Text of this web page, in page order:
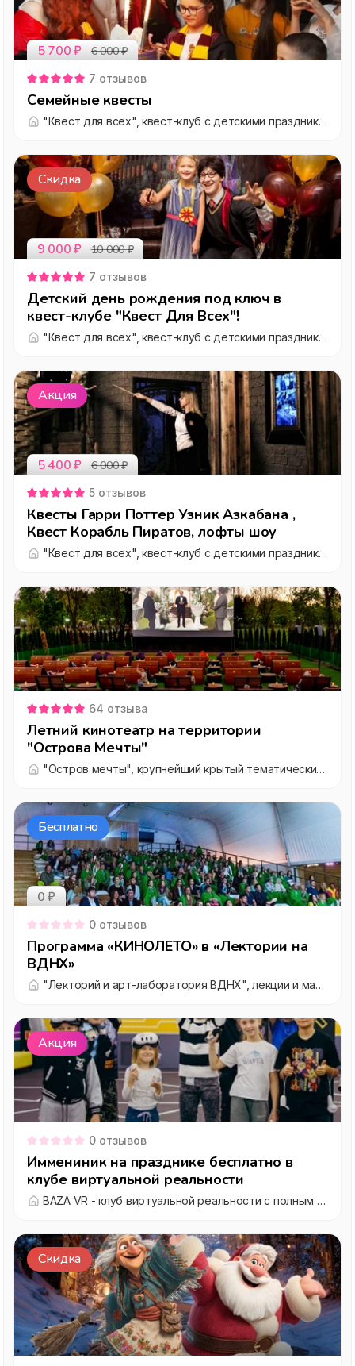
5 700₽ 6 000₽
7 отзывов
Семейные квесты
"Квест для всех", квест-клуб с детскими праздниками "под ключ"
Скидка
9 000₽ 10 000₽
7 отзывов
Детский день рождения под ключ в
квест-клубе "Квест Для Всех"!
"Квест для всех", квест-клуб с детскими праздниками "под ключ"
Акция
5 400₽ 6 000₽
5 отзывов
Квесты Гарри Поттер Узник Азкабана ,
Квест Корабль Пиратов, лофты шоу
"Квест для всех", квест-клуб с детскими праздниками "под ключ"
64 отзыва
Летний кинотеатр на территории
"Острова Мечты"
"Остров мечты", крупнейший крытый тематический парк развлечений мирового уровня
Бесплатно
0 ₽
0 отзывов
Программа «КИНОЛЕТО» в «Лектории на
ВДНХ»
"Лекторий и арт-лаборатория ВДНХ", лекции и мастер-классы для детей и взрослых
Акция
0 отзывов
Иммениник на празднике бесплатно в
клубе виртуальной реальности
BAZA VR - клуб виртуальной реальности с полным погружением
Скидка